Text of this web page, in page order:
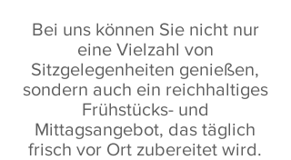
Bei uns können Sie nicht nur
eine Vielzahl von
Sitzgelegenheiten genießen,
sondern auch ein reichhaltiges
Frühstücks- und
Mittagsangebot, das täglich
frisch vor Ort zubereitet wird.